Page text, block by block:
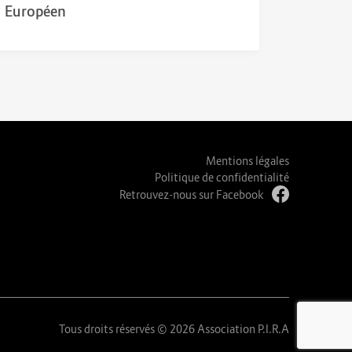
Européen
Mentions légales
Politique de confidentialité
Retrouvez-nous sur Facebook
Tous droits réservés © 2026 Association P.I.R.A